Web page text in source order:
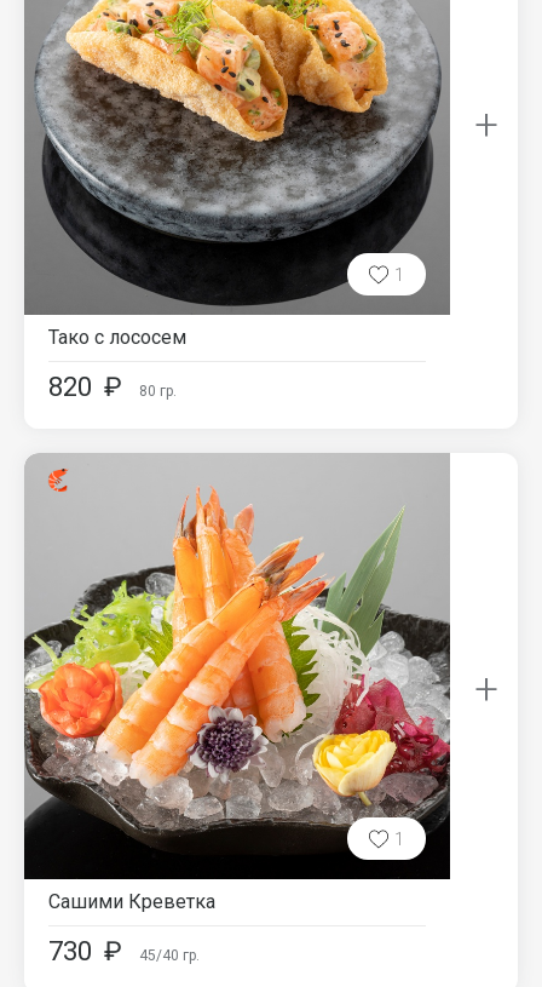
1
Тако с лососем
820 ₽ 80 гр.
+
1
Сашими Креветка
730 ₽ 45/40 гр.
+